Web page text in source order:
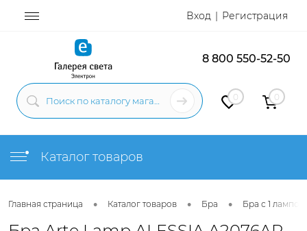
Вход Регистрация
8 800 550-52-50
0 0
Каталог товаров
Главная страница • Каталог товаров • Бра • Бра с 1 лампой